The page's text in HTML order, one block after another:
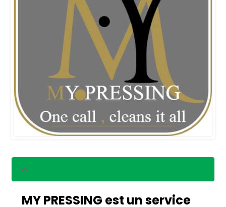
MY PRESSING est un service